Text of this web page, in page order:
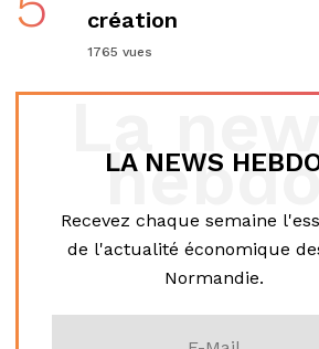
création
1765 vues
LA NEWS
Recevez chaque semaine
de l'actualité économique
Normandie.